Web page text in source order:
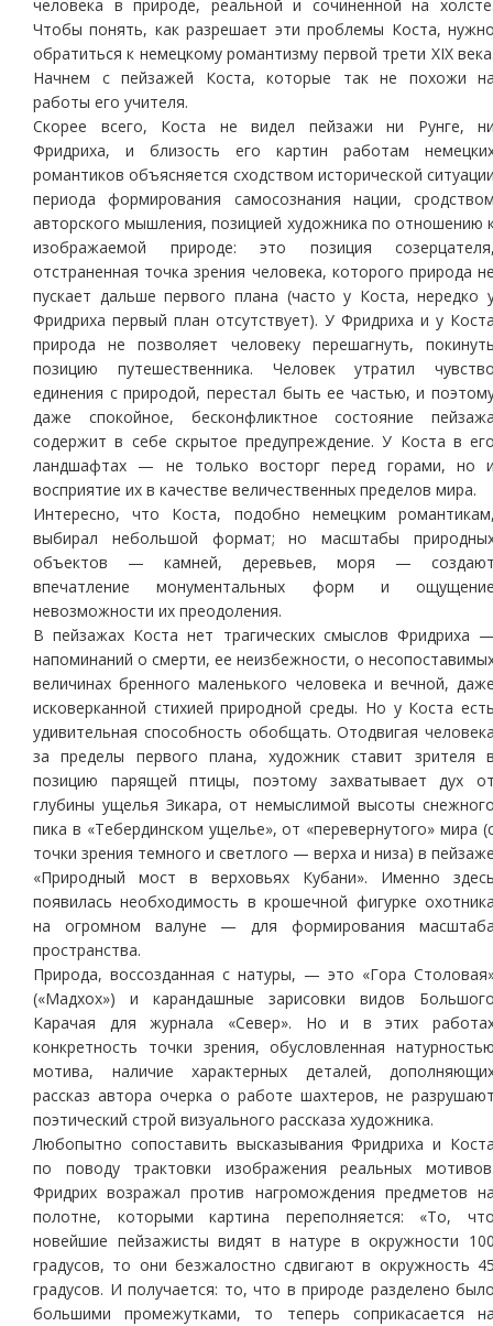
человека в природе, реальной и сочиненной на
Чтобы понять, как разрешает эти проблемы Коста,
обратиться к немецкому романтизму первой трети ХIХ
Начнем с пейзажей Коста, которые так не похожи
работы его учителя.
Скорее всего, Коста не видел пейзажи ни Рунге,
Фридриха, и близость его картин работам
романтиков объясняется сходством исторической
периода формирования самосознания нации,
авторского мышления, позицией художника по отношению
изображаемой природе: это позиция
отстраненная точка зрения человека, которого природа
пускает дальше первого плана (часто у Коста, нередко
Фридриха первый план отсутствует). У Фридриха и у
природа не позволяет человеку перешагнуть,
позицию путешественника. Человек утратил
единения с природой, перестал быть ее частью, и
даже спокойное, бесконфликтное состояние
содержит в себе скрытое предупреждение. У Коста в
ландшафтах — не только восторг перед горами, но
восприятие их в качестве величественных пределов мира.
Интересно, что Коста, подобно немецким
выбирал небольшой формат; но масштабы
объектов — камней, деревьев, моря —
впечатление монументальных форм и
невозможности их преодоления.
В пейзажах Коста нет трагических смыслов Фридриха
напоминаний о смерти, ее неизбежности, о
величинах бренного маленького человека и вечной,
исковерканной стихией природной среды. Но у Коста
удивительная способность обобщать. Отодвигая
за пределы первого плана, художник ставит зрителя
позицию парящей птицы, поэтому захватывает дух
глубины ущелья Зикара, от немыслимой высоты
пика в «Тебердинском ущелье», от «перевернутого» мира
точки зрения темного и светлого — верха и низа) в
«Природный мост в верховьях Кубани». Именно
появилась необходимость в крошечной фигурке
на огромном валуне — для формирования
пространства.
Природа, воссозданная с натуры, — это «Гора
(«Мадхох») и карандашные зарисовки видов
Карачая для журнала «Север». Но и в этих
конкретность точки зрения, обусловленная
мотива, наличие характерных деталей,
рассказ автора очерка о работе шахтеров, не
поэтический строй визуального рассказа художника.
Любопытно сопоставить высказывания Фридриха и
по поводу трактовки изображения реальных
Фридрих возражал против нагромождения предметов
полотне, которыми картина переполняется: «То,
новейшие пейзажисты видят в натуре в окружности
градусов, то они безжалостно сдвигают в окружность
градусов. И получается: то, что в природе разделено
большими промежутками, то теперь соприкасается